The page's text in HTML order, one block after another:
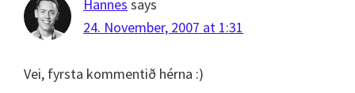
Hannes says
24. November, 2007 at 1:31
Vei, fyrsta kommentið hérna :)